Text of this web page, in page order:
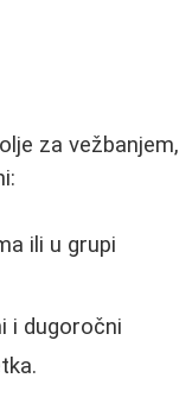
za vežbanjem,
ili u grupi
i dugoročni